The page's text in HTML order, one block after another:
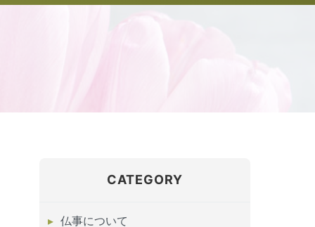
CATEGORY
仏事について